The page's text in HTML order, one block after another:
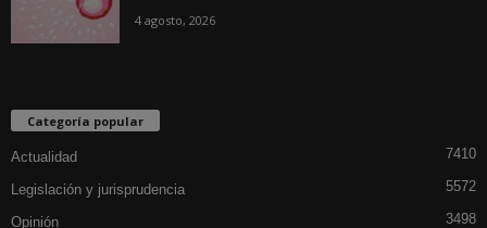
4 agosto, 2026
Categoría popular
Actualidad 7410
Legislación y jurisprudencia 5572
Opinión 3498